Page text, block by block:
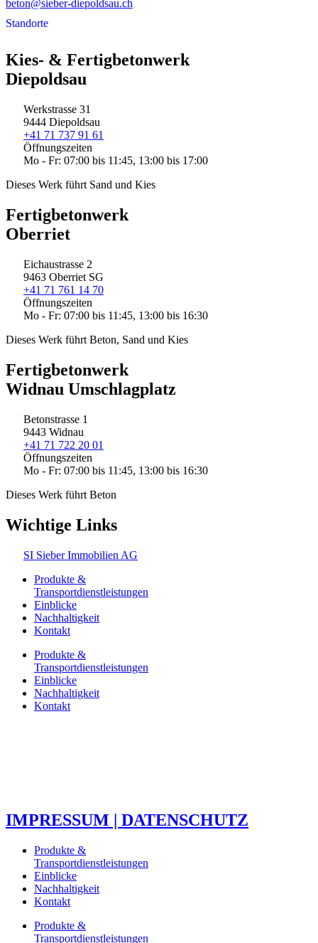
beton@sieber-diepoldsau.ch
Standorte
Kies- & Fertigbetonwerk
Diepoldsau
Werkstrasse 31
9444 Diepoldsau
+41 71 737 91 61
Öffnungszeiten
Mo - Fr: 07:00 bis 11:45, 13:00 bis 17:00
Dieses Werk führt Sand und Kies
Fertigbetonwerk
Oberriet
Eichaustrasse 2
9463 Oberriet SG
+41 71 761 14 70
Öffnungszeiten
Mo - Fr: 07:00 bis 11:45, 13:00 bis 16:30
Dieses Werk führt Beton, Sand und Kies
Fertigbetonwerk
Widnau Umschlagplatz
Betonstrasse 1
9443 Widnau
+41 71 722 20 01
Öffnungszeiten
Mo - Fr: 07:00 bis 11:45, 13:00 bis 16:30
Dieses Werk führt Beton
Wichtige Links
SI Sieber Immobilien AG
Produkte &
Transportdienstleistungen
Einblicke
Nachhaltigkeit
Kontakt
Produkte &
Transportdienstleistungen
Einblicke
Nachhaltigkeit
Kontakt
IMPRESSUM | DATENSCHUTZ
Produkte &
Transportdienstleistungen
Einblicke
Nachhaltigkeit
Kontakt
Produkte &
Transportdienstleistungen